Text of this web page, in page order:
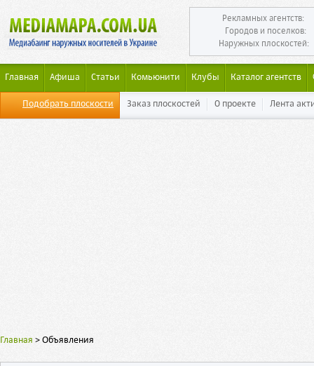
Рекламных агентств:
Городов и поселков:
Наружных плоскостей:
Главная Афиша Статьи Комьюнити Клубы Каталог агентств
Подобрать плоскости Заказ плоскостей О проекте Лента
Главная > Объявления